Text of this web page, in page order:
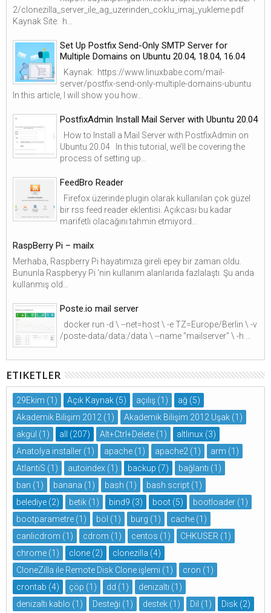
2/clonezilla_server_ile_ag_uzerinden_coklu_imaj_yukleme.pdf
Kaynak Site: h...
Set Up Postfix Send-Only SMTP Server for
Multiple Domains on Ubuntu 20.04, 18.04, 16.04
Kaynak: https://www.linuxbabe.com/mail-
server/postfix-send-only-multiple-domains-ubuntu
In this article, I will show you how...
PostfixAdmin Install Mail Server with Ubuntu 20.04
How to Install a Mail Server with PostfixAdmin on
Ubuntu 20.04 In this tutorial, we’ll be covering the
process of setting up...
FeedBro Reader
Firefox üzerinde plugin olarak kullanılan çok güzel
bir rss feed reader eklentisi. Açıkcası bu kadar
marifetli olacağını tahmin etmiyord...
RaspBerry Pi – mailx
Merhaba, Raspberry Pi hayatımıza gireli epey bir zaman oldu.
Bununla Raspberyy Pi ‘nin kullanım alanlarıda fazlalaştı. Şu anda
kullanmış old...
Poste.io mail server
docker run -d \ --net=host \ -e TZ=Europe/Berlin \ -v
/poste-data/data:/data \ --name "mailserver" \ -h ...
ETIKETLER
29Ekim (1) Açık Kaynak (5) açılış (1) ağ (5)
Akademik Bilişim 2012 (1) Akademik Bilişim 2012 Uşak (1)
akgül (1) all (207) Alt+Ctrl+Delete (1) altlinux (3)
Anatolya installer (1) apache (1) apache2 (1) arm (1)
AtlantiS (1) autoindex (1) backup (7) bağlantı (1)
ban (1) banana (1) bash (1) bash script (1)
belediye (2) betik (1) bind9 (3) boot (5) bootloader (1)
bootparametre (1) böl (1) burg (1) cache (1)
canlicdrom (1) cdrom (1) centos (1) CHKUSER (1)
chrome (1) clone (2) clonezilla (4)
CloneZilla ile Remote Disk Clone işlemi (1) cron (1)
crontab (4) çöp (1) dd (1) denizaltı (1)
denizaltı kablo (1) Desteği (1) destek (1) Dil (1) Disk (2)